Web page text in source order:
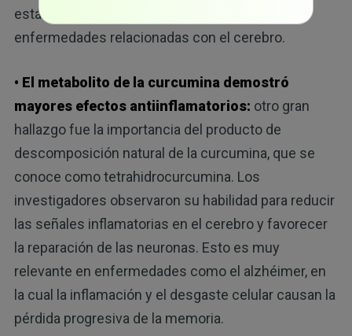
estándar sea casi inútil para tratar las
enfermedades relacionadas con el cerebro.
• El metabolito de la curcumina demostró
mayores efectos antiinflamatorios: otro gran
hallazgo fue la importancia del producto de
descomposición natural de la curcumina, que se
conoce como tetrahidrocurcumina. Los
investigadores observaron su habilidad para reducir
las señales inflamatorias en el cerebro y favorecer
la reparación de las neuronas. Esto es muy
relevante en enfermedades como el alzhéimer, en
la cual la inflamación y el desgaste celular causan la
pérdida progresiva de la memoria.